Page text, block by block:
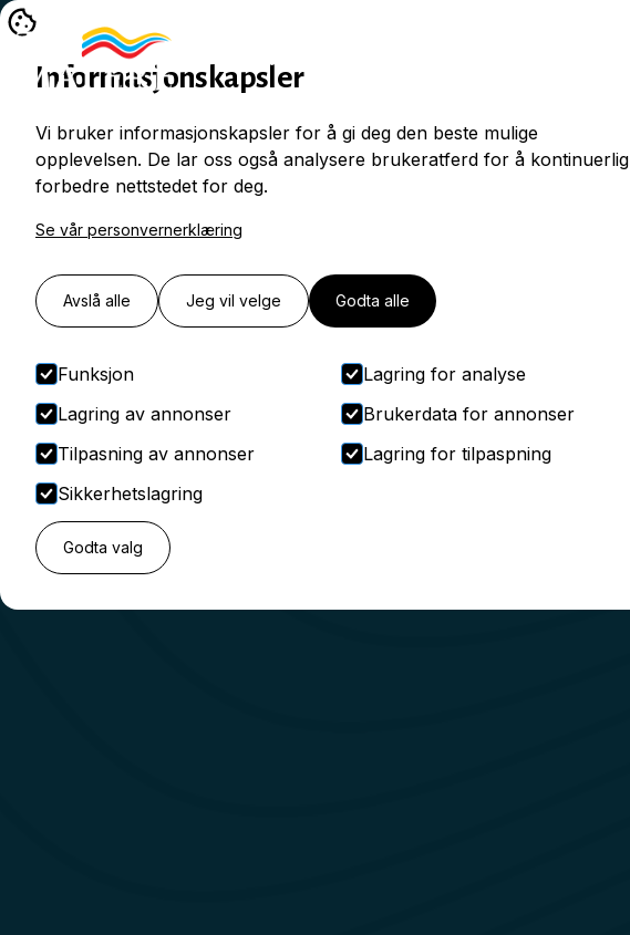
Informasjonskapsler
Vi bruker informasjonskapsler for å gi deg den beste mulige
opplevelsen. De lar oss også analysere brukeratferd for å kontinuerlig
forbedre nettstedet for deg.
Se vår personvernerklæring
Avslå alle Jeg vil velge Godta alle
Funksjon
Lagring for analyse
Lagring av annonser
Brukerdata for annonser
Tilpasning av annonser
Lagring for tilpaspning
Sikkerhetslagring
Godta valg
Hjem